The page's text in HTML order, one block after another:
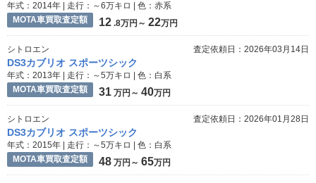
年式：2014年 | 走行：～6万キロ | 色：赤系
MOTA車買取査定額
12 .8万円～ 22万円
シトロエン 査定依頼日：2026年03月14日
DS3カブリオ スポーツシック
年式：2013年 | 走行：～5万キロ | 色：白系
MOTA車買取査定額
31 万円～ 40万円
シトロエン 査定依頼日：2026年01月28日
DS3カブリオ スポーツシック
年式：2015年 | 走行：～5万キロ | 色：白系
MOTA車買取査定額
48 万円～ 65万円